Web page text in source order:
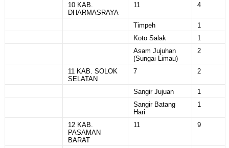
10 KAB.
DHARMASRAYA
11 4
Timpeh
1
Koto Salak
1
Asam Jujuhan
(Sungai Limau)
2
11 KAB. SOLOK
SELATAN
7 2
Sangir Jujuan
1
Sangir Batang
Hari
1
12 KAB.
PASAMAN
BARAT
11 9